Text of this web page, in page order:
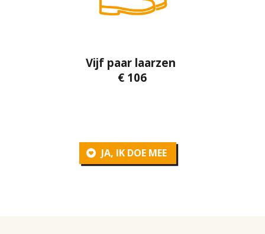
Vijf paar laarzen
€ 106
JA, IK DOE MEE